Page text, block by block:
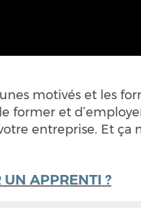
motivés et les
former et
entreprise. Et ça
APPRENTI ?